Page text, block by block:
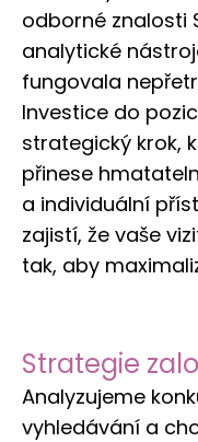
odborné znalosti
analytické
fungovala
Investice do
strategický krok,
přinese
a individuální
zajistí, že vaše
tak, aby
Strategie
Analyzujeme
vyhledávání a